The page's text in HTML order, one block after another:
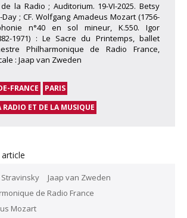
la Radio ; Auditorium. 19-VI-2025. Betsy
Day ; CF. Wolfgang Amadeus Mozart (1756-
n°40 en sol mineur, K.550. Igor
1971) : Le Sacre du Printemps, ballet
Philharmonique de Radio France,
: Jaap van Zweden
FRANCE
PARIS
ET DE LA MUSIQUE
Stravinsky
Jaap van Zweden
de Radio France
Mozart